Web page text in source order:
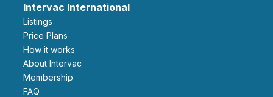
Intervac International
Listings
Price Plans
How it works
About Intervac
Membership
FAQ